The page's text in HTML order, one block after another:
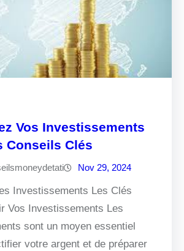
Vos Investissements
Conseils Clés
Nov 29, 2024
Investissements Les Clés
Vos Investissements Les
sont un moyen essentiel
votre argent et de préparer